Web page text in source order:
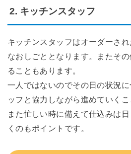
2. キッチンスタッフ
キッチンスタッフはオーダーさ
なおしごととなります。またそ
ることもあります。
一人ではないのでその日の状況
ッフと協力しながら進めていくこ
また忙しい時に備えて仕込みは
くのもポイントです。